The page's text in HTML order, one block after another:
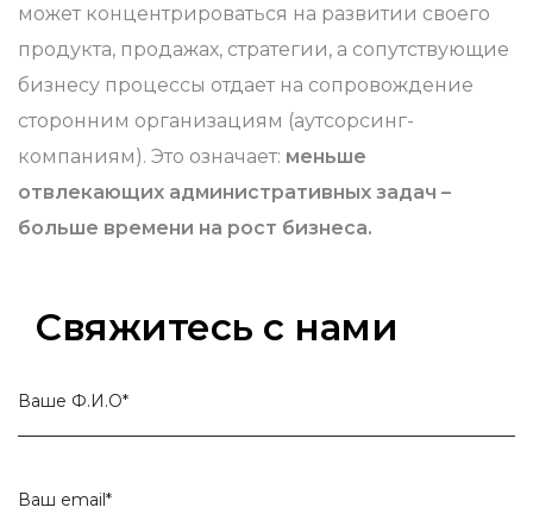
может концентрироваться на развитии своего
продукта, продажах, стратегии, а сопутствующие
бизнесу процессы отдает на сопровождение
сторонним организациям (аутсорсинг-
компаниям). Это означает: меньше
отвлекающих административных задач –
больше времени на рост бизнеса.
Свяжитесь с нами